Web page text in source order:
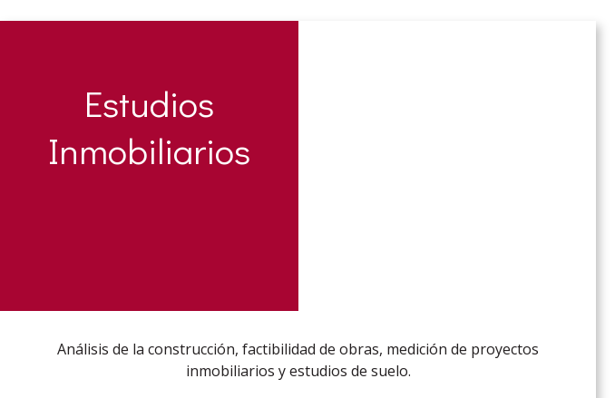
Estudios
Inmobiliarios
Análisis de la construcción, factibilidad de obras, medición de proyectos
inmobiliarios y estudios de suelo.